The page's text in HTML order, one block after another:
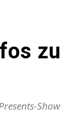
zu
Show